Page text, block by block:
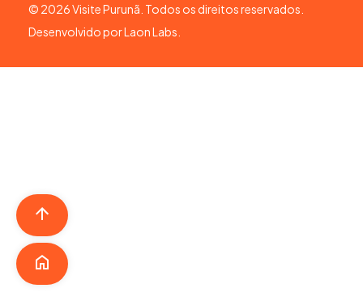
© 2026Visite Purunã. Todos os direitos reservados.
Desenvolvido porLaon Labs